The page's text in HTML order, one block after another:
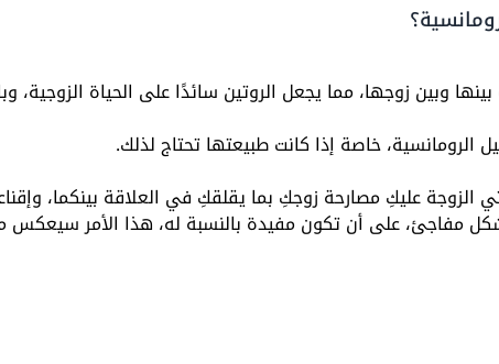
وبين زوجها، مما يجعل الروتين سائدًا على الحياة الزوجية،
خاصة إذا كانت طبيعتها تحتاج لذلك.
الزوجة عليكِ مصارحة زوجكِ بما يقلقكِ في العلاقة بينكما،
مفاجئ، على أن تكون مفيدة بالنسبة له، هذا الأمر سيعكس